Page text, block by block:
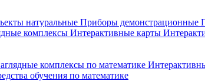
натуральные Приборы демонстрационные
комплексы Интерактивные карты
комплексы по математике
обучения по математике